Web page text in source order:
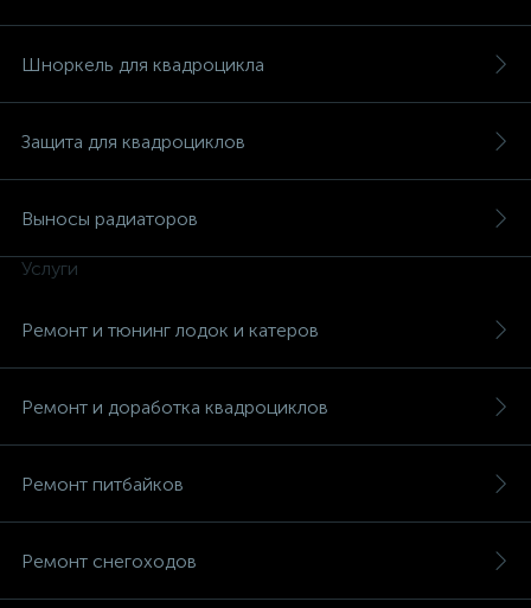
Шноркель для квадроцикла
Защита для квадроциклов
Выносы радиаторов
Услуги
Ремонт и тюнинг лодок и катеров
Ремонт и доработка квадроциклов
Ремонт питбайков
Ремонт снегоходов